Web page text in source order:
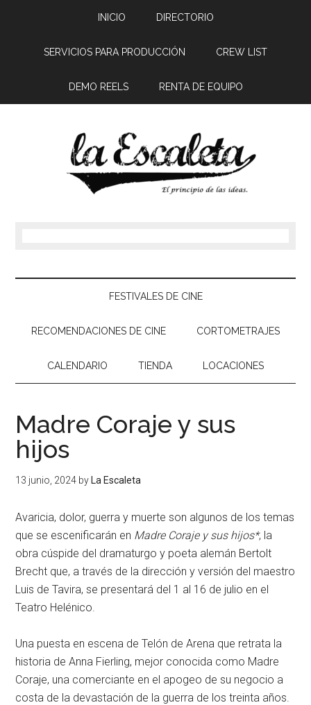
INICIO DIRECTORIO
SERVICIOS PARA PRODUCCIÓN CREW LIST
DEMO REELS RENTA DE EQUIPO
FESTIVALES DE CINE
RECOMENDACIONES DE CINE CORTOMETRAJES
CALENDARIO TIENDA LOCACIONES
Madre Coraje y sus
hijos
13 junio, 2024 by La Escaleta
Avaricia, dolor, guerra y muerte son algunos de los temas
que se escenificarán en Madre Coraje y sus hijos*, la
obra cúspide del dramaturgo y poeta alemán Bertolt
Brecht que, a través de la dirección y versión del maestro
Luis de Tavira, se presentará del 1 al 16 de julio en el
Teatro Helénico.
Una puesta en escena de Telón de Arena que retrata la
historia de Anna Fierling, mejor conocida como Madre
Coraje, una comerciante en el apogeo de su negocio a
costa de la devastación de la guerra de los treinta años.